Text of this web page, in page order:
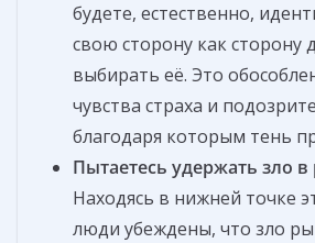
будете, естественно,
свою сторону как сторону
выбирать её. Это
чувства страха и
благодаря которым тень
Пытаетесь удержать зло
Находясь в нижней точке
люди убеждены, что зло